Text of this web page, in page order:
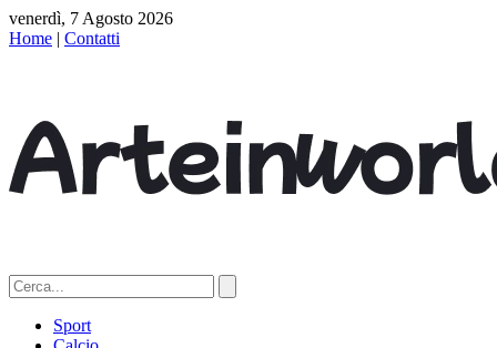
venerdì, 7 Agosto 2026
Home | Contatti
Sport